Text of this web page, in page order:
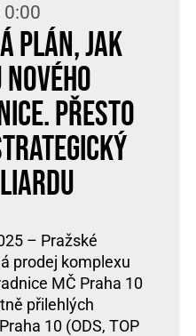
plán, jak
Přesto
– Pražské
prodej komplexu
MČ Praha 10
přilehlých
10 (ODS, TOP